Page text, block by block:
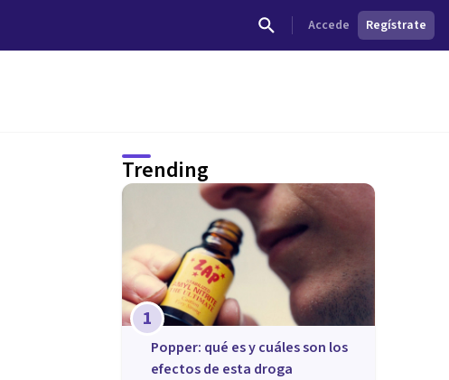
Accede Regístrate
Trending
1
Popper: qué es y cuáles son los
efectos de esta droga